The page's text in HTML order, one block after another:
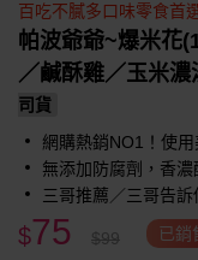
百吃不膩多口味零食首
帕波爺爺~爆米花
／鹹酥雞／玉米
司貨
網購熱銷NO1！使
無添加防腐劑，香
三哥推薦／三哥告
$75 $99 已銷